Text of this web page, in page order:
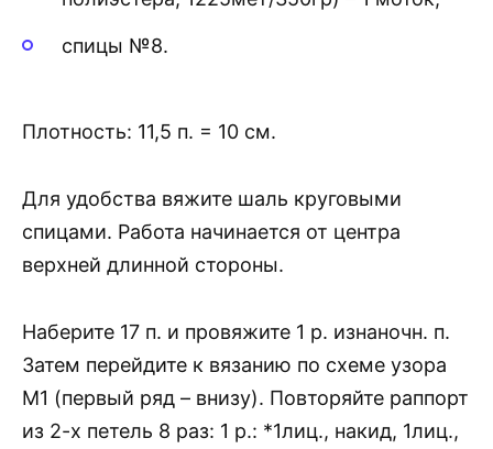
спицы №8.
Плотность: 11,5 п. = 10 см.
Для удобства вяжите шаль круговыми
спицами. Работа начинается от центра
верхней длинной стороны.
Наберите 17 п. и провяжите 1 р. изнаночн. п.
Затем перейдите к вязанию по схеме узора
М1 (первый ряд – внизу). Повторяйте раппорт
из 2-х петель 8 раз: 1 р.: *1лиц., накид, 1лиц.,